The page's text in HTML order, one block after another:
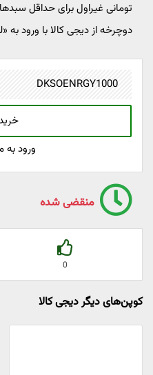
دوچرخه از دیجی کالا با ورود به
ورود به
منقضی شده
0
کوپن‌های دیگر دیجی کالا